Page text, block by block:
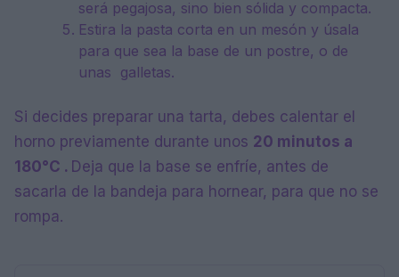
será pegajosa, sino bien sólida y compacta.
Estira la pasta corta en un mesón y úsala
para que sea la base de un postre, o de
unas galletas.
Si decides preparar una tarta, debes calentar el
horno previamente durante unos 20 minutos a
180°C . Deja que la base se enfríe, antes de
sacarla de la bandeja para hornear, para que no se
rompa.